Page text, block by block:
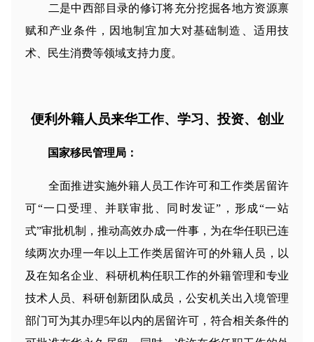
二是中西部目录的修订将充分挖掘各地方资源禀
赋和产业条件，因地制宜加大对基础制造、适用技
术、民生消费等领域支持力度。
便利外籍人员来华工作、学习、投资、创业
国家移民管理局：
全面推进实施外籍人员工作许可和工作类居留许
可“一口受理、并联审批、同时发证”，形成“一站
式”审批机制，推动高效办成一件事，为在华任职已连
续两次办理一年以上工作类居留许可的外籍人员，以
及在知名企业、科研机构任职工作的外籍管理和专业
技术人员、科研创新团队成员，公安机关出入境管理
部门可为其办理5年以内的居留许可，符合相关条件的